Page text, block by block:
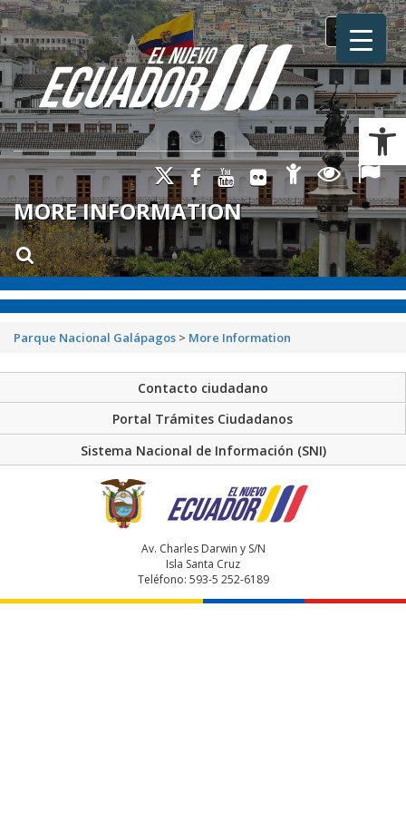
Toggle
MORE INFORMATION
Parque Nacional Galápagos > More Information
Contacto ciudadano
Portal Trámites Ciudadanos
Sistema Nacional de Información (SNI)
Av. Charles Darwin y S/N
Isla Santa Cruz
Teléfono: 593-5 252-6189